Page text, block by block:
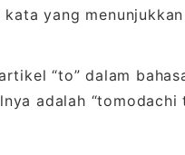
kata yang
“to” dalam
adalah